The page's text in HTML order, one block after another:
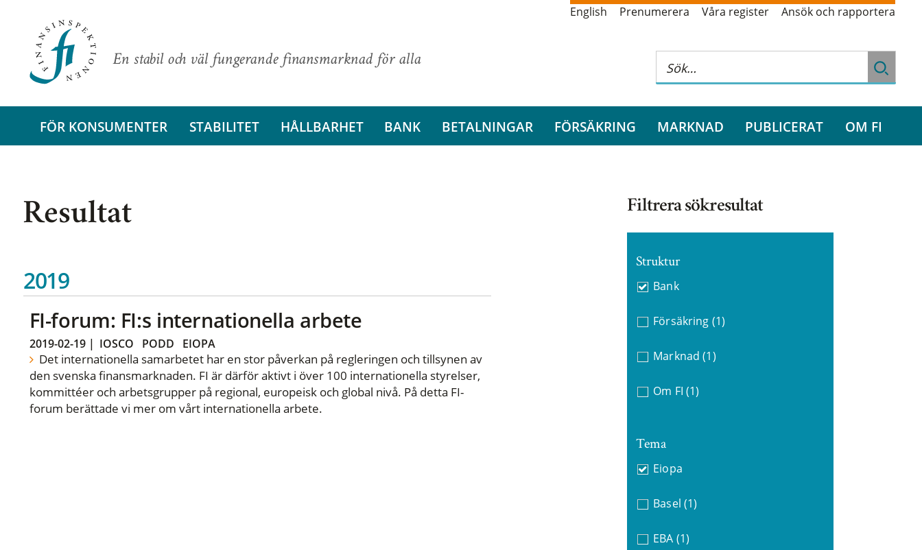
En stabil och väl fungerande finansmarknad för alla
English Prenumerera Våra register Ansök och rapportera
FÖR KONSUMENTER STABILITET HÅLLBARHET BANK BETALNINGAR FÖRSÄKRING MARKNAD PUBLICERAT OM FI
Resultat
2019
FI-forum: FI:s internationella arbete
2019-02-19| IOSCO PODD EIOPA
Det internationella samarbetet har en stor påverkan på regleringen och tillsynen av
den svenska finansmarknaden. FI är därför aktivt i över 100 internationella styrelser,
kommittéer och arbetsgrupper på regional, europeisk och global nivå. På detta FI-
forum berättade vi mer om vårt internationella arbete.
Filtrera sökresultat
Struktur
Bank
Försäkring (1)
Marknad (1)
Om FI (1)
Tema
Eiopa
Basel (1)
EBA (1)